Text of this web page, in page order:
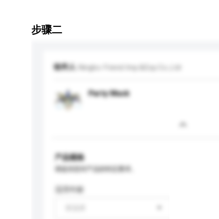
步骤二
收件人 Ningbo Friend Imp.&Exp.Co.,Ltd
Party Mask
产品规格
适用年龄